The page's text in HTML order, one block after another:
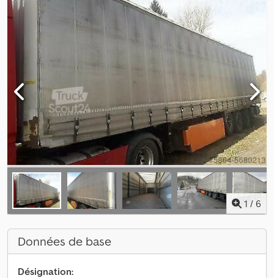
1 / 6
Données de base
Désignation: